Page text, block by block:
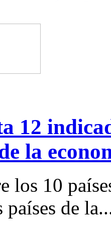
12
la
los 10
de